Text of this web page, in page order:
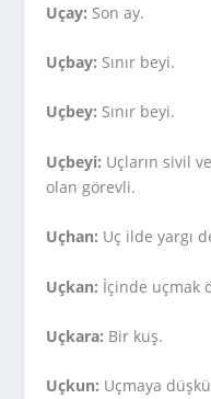
Uçay: Son ay.
Uçbay: Sınır beyi.
Uçbey: Sınır beyi.
Uçbeyi: Uçların sivil
olan görevli.
Uçhan: Uç ilde yargı
Uçkan: İçinde uçmak
Uçkara: Bir kuş.
Uçkun: Uçmaya